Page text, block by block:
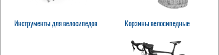
Инструменты для велосипедов Корзины велосипедные